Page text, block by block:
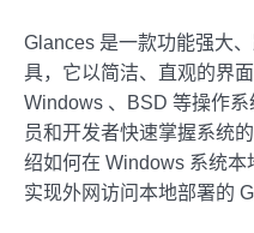
Glances 是一款功能强大
具，它以简洁、直观的界
Windows 、BSD 等操作
员和开发者快速掌握系统
绍如何在 Windows 系统
实现外网访问本地部署的